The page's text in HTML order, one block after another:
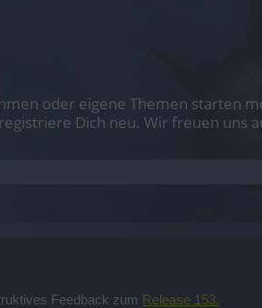
oder eigene Themen starten
Dich neu. Wir freuen uns
Feedback zum Release 153.